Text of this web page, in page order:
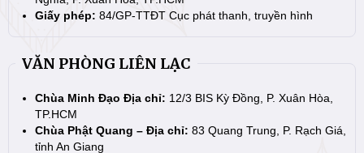
Giấy phép: 84/GP-TTĐT Cục phát thanh, truyền hình
VĂN PHÒNG LIÊN LẠC
Chùa Minh Đạo Địa chỉ: 12/3 BIS Kỳ Đồng, P. Xuân Hòa,
TP.HCM
Chùa Phật Quang – Địa chỉ: 83 Quang Trung, P. Rạch Giá,
tỉnh An Giang